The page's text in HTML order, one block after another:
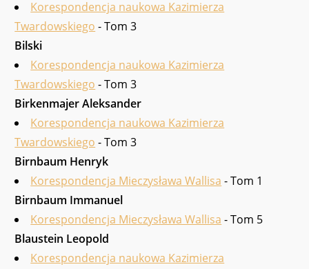
Korespondencja naukowa Kazimierza
Twardowskiego - Tom 3
Bilski
Korespondencja naukowa Kazimierza
Twardowskiego - Tom 3
Birkenmajer Aleksander
Korespondencja naukowa Kazimierza
Twardowskiego - Tom 3
Birnbaum Henryk
Korespondencja Mieczysława Wallisa - Tom 1
Birnbaum Immanuel
Korespondencja Mieczysława Wallisa - Tom 5
Blaustein Leopold
Korespondencja naukowa Kazimierza